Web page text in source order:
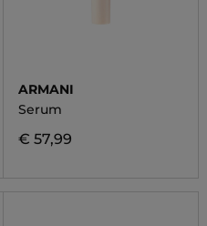
ARMANI
Serum
€ 57,99